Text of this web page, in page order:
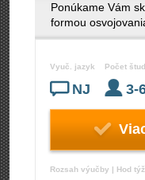
Ponúkame Vám
formou
Vyuč. jazyk
NJ
Počet
3-
Rozsah výučby | Hod